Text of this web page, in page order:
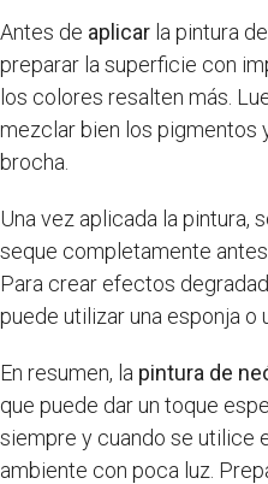
Antes de aplicar la pintura
preparar la superficie con
los colores resalten más.
mezclar bien los pigmentos
brocha.
Una vez aplicada la pintura,
seque completamente
Para crear efectos
puede utilizar una esponja o
En resumen, la pintura de
que puede dar un toque
siempre y cuando se utilice
ambiente con poca luz.